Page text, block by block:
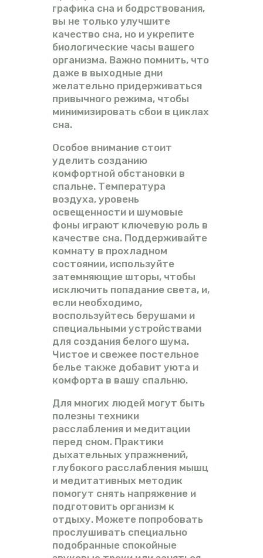
графика сна и бодрствования,
вы не только улучшите
качество сна, но и укрепите
биологические часы вашего
организма. Важно помнить, что
даже в выходные дни
желательно придерживаться
привычного режима, чтобы
минимизировать сбои в циклах
сна.
Особое внимание стоит
уделить созданию
комфортной обстановки в
спальне. Температура
воздуха, уровень
освещенности и шумовые
фоны играют ключевую роль в
качестве сна. Поддерживайте
комнату в прохладном
состоянии, используйте
затемняющие шторы, чтобы
исключить попадание света, и,
если необходимо,
воспользуйтесь берушами и
специальными устройствами
для создания белого шума.
Чистое и свежее постельное
белье также добавит уюта и
комфорта в вашу спальню.
Для многих людей могут быть
полезны техники
расслабления и медитации
перед сном. Практики
дыхательных упражнений,
глубокого расслабления мышц
и медитативных методик
помогут снять напряжение и
подготовить организм к
отдыху. Можете попробовать
прослушивать специально
подобранные спокойные